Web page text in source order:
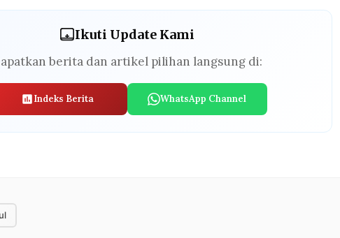
Ikuti Update Kami
berita dan artikel pilihan langsung di:
Indeks Berita WhatsApp Channel